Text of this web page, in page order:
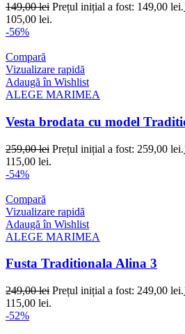
149,00lei Prețul inițial a fost: 149,00 lei.
105,00 lei.
-56%
Compară
Vizualizare rapidă
Adaugă în Wishlist
ALEGE MARIMEA
Vesta brodata cu model
259,00lei Prețul inițial a fost: 259,00 lei.
115,00 lei.
-54%
Compară
Vizualizare rapidă
Adaugă în Wishlist
ALEGE MARIMEA
Fusta Traditionala Alina 3
249,00lei Prețul inițial a fost: 249,00 lei.
115,00 lei.
-52%